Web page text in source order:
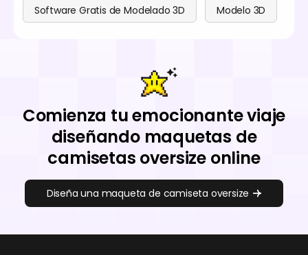
Software Gratis de Modelado 3D Modelo 3D
Comienza tu emocionante viaje
diseñando maquetas de
camisetas oversize online
Diseña una maqueta de camiseta oversize